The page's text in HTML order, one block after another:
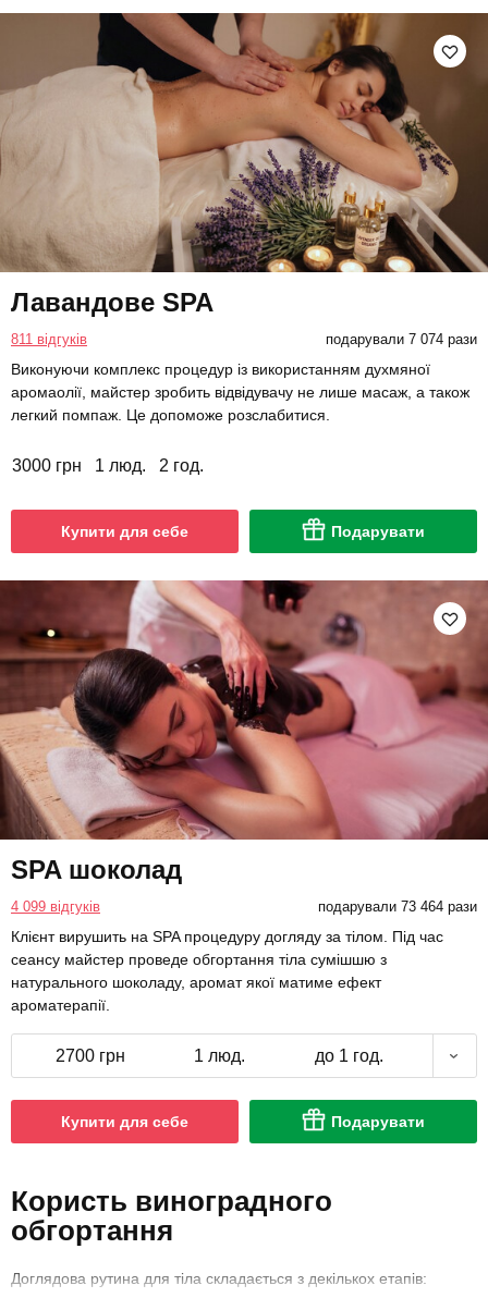
Лавандове SPA
811 відгуків подарували 7 074 рази
Виконуючи комплекс процедур із використанням духмяної
аромаолії, майстер зробить відвідувачу не лише масаж, а також
легкий помпаж. Це допоможе розслабитися.
3000 грн 1 люд. 2 год.
Купити для себе Подарувати
SPA шоколад
4 099 відгуків подарували 73 464 рази
Клієнт вирушить на SPA процедуру догляду за тілом. Під час
сеансу майстер проведе обгортання тіла сумішшю з
натурального шоколаду, аромат якої матиме ефект
ароматерапії.
2700 грн 1 люд. до 1 год.
Купити для себе Подарувати
Користь виноградного
обгортання
Доглядова рутина для тіла складається з декількох етапів: